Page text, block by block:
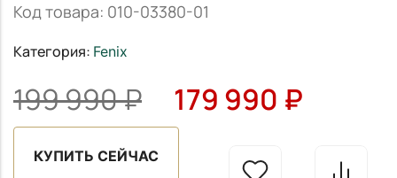
Код товара: 010-03380-01
Категория: Fenix
199 990₽ 179 990 ₽
КУПИТЬ СЕЙЧАС